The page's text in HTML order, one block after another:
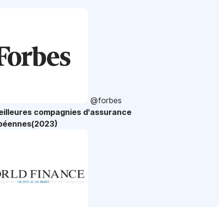
@forbes
compagnies d'assurance